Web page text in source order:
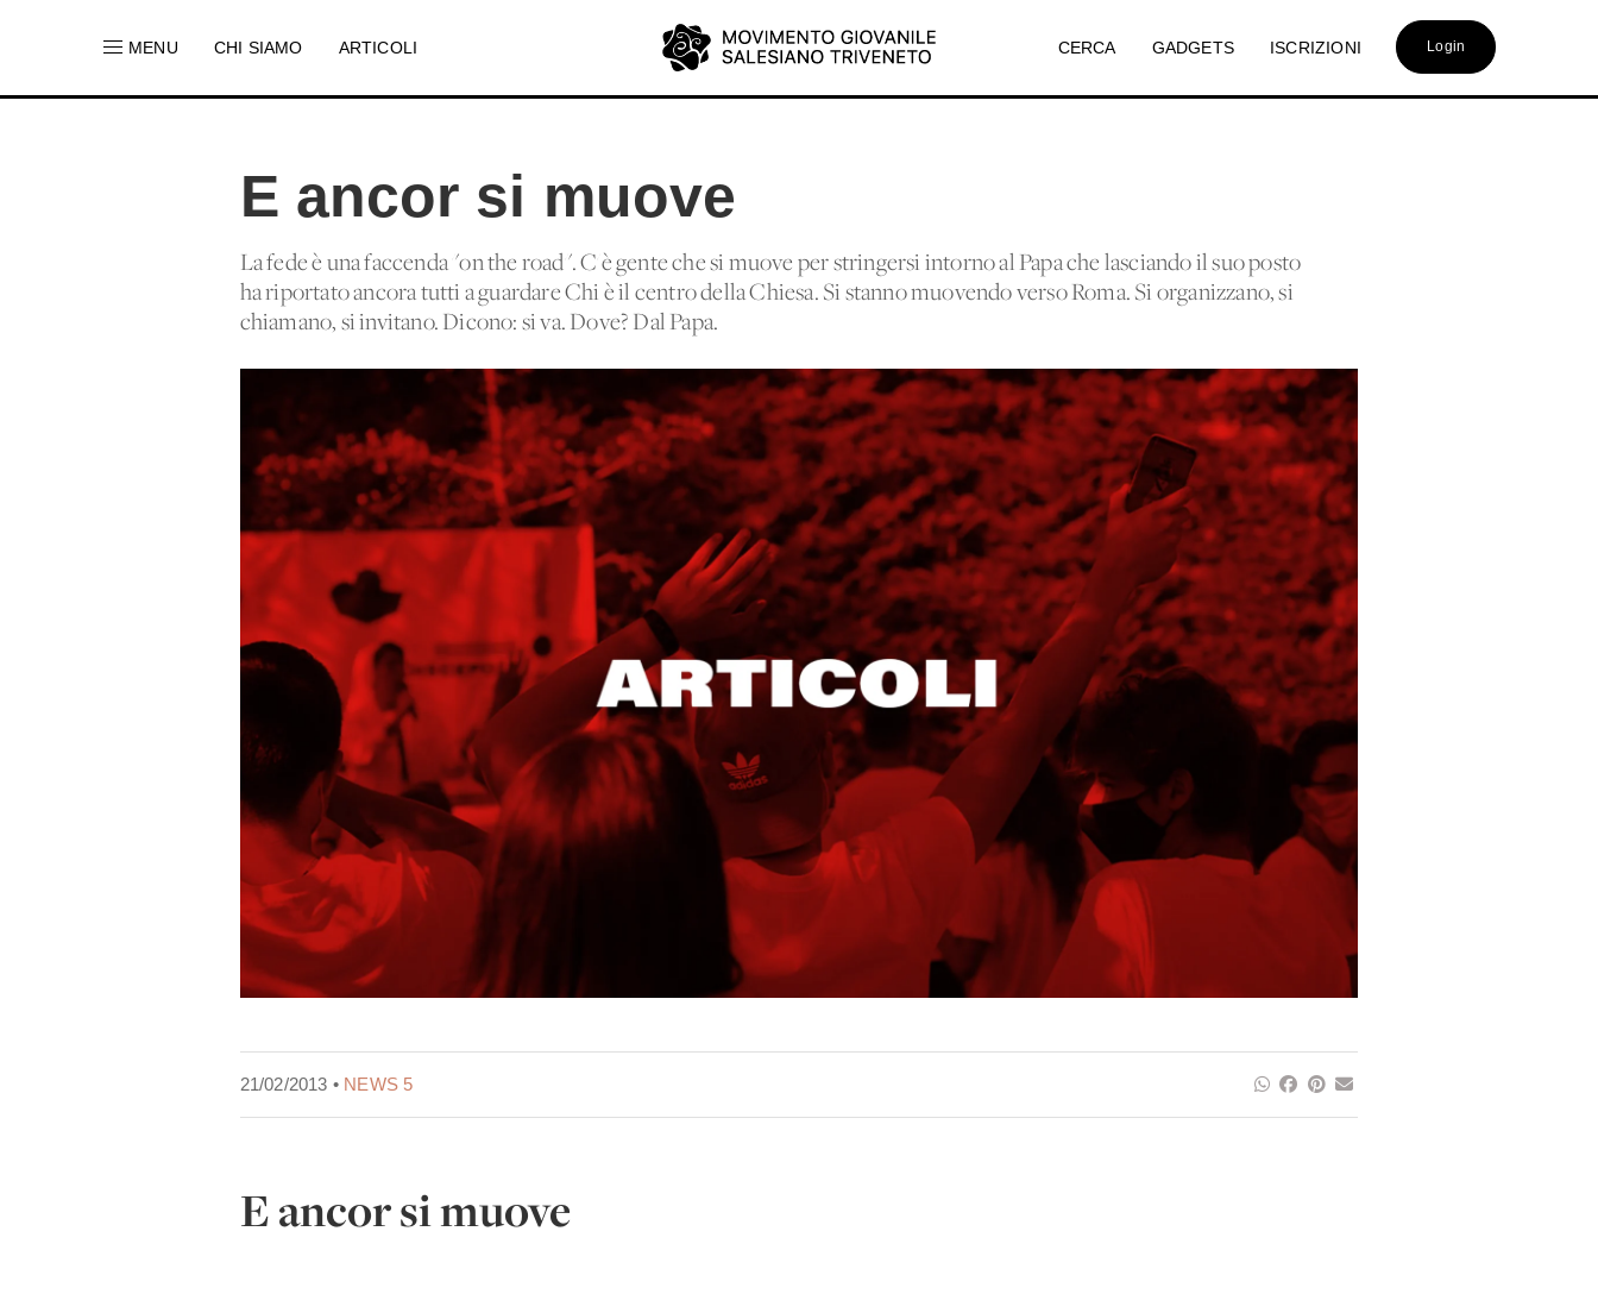
MENU CHI SIAMO ARTICOLI CERCA GADGETS ISCRIZIONI Login
E ancor si muove
La fede è una faccenda "on the road". C'è gente che si muove per stringersi intorno al Papa che lasciando il suo posto
ha riportato ancora tutti a guardare Chi è il centro della Chiesa. Si stanno muovendo verso Roma. Si organizzano, si
chiamano, si invitano. Dicono: si va. Dove? Dal Papa.
21/02/2013 • NEWS 5
E ancor si muove